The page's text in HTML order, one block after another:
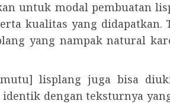
untuk modal pembuatan
kualitas yang
yang nampak natural
lisplang juga bisa
dengan teksturnya